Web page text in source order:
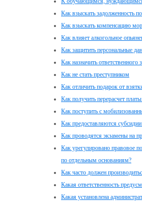
Как взыскать задолженность
Как взыскать компенсацию
Как влияет алкогольное
Как защитить персональные
Как назначить ответственного
Как не стать преступником
Как отличить подарок от
Как получить перерасчет
Как поступить с
Как предоставляются
Как проводятся экзамены на
Как урегулировано правовое
по отдельным основаниям?
Как часто должен
Какая ответственность
Какая установлена